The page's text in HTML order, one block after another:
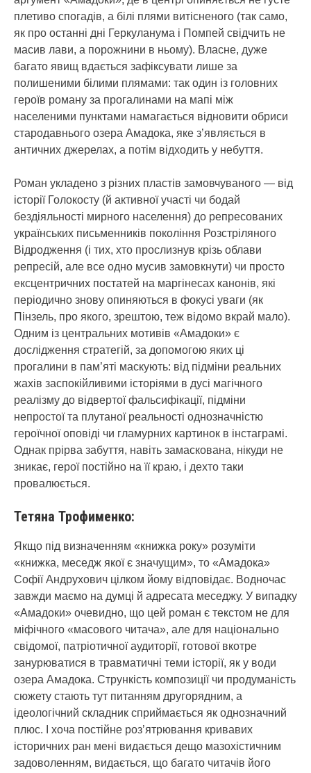
плетиво спогадів, а білі плями витісненого (так само,
як про останні дні Геркуланума і Помпей свідчить не
масив лави, а порожнини в ньому). Власне, дуже
багато явищ вдається зафіксувати лише за
полишеними білими плямами: так один із головних
героїв роману за прогалинами на мапі між
населеними пунктами намагається відновити обриси
стародавнього озера Амадока, яке з’являється в
античних джерелах, а потім відходить у небуття.
Роман укладено з різних пластів замовчуваного — від
історії Голокосту (й активної участі чи бодай
бездіяльності мирного населення) до репресованих
українських письменників покоління Розстріляного
Відродження (і тих, хто прослизнув крізь облави
репресій, але все одно мусив замовкнути) чи просто
ексцентричних постатей на маргінесах канонів, які
періодично знову опиняються в фокусі уваги (як
Пінзель, про якого, зрештою, теж відомо вкрай мало).
Одним із центральних мотивів «Амадоки» є
дослідження стратегій, за допомогою яких ці
прогалини в пам’яті маскують: від підміни реальних
жахів заспокійливими історіями в дусі магічного
реалізму до відвертої фальсифікації, підміни
непростої та плутаної реальності однозначністю
героїчної оповіді чи гламурних картинок в інстаграмі.
Однак прірва забуття, навіть замаскована, нікуди не
зникає, герої постійно на її краю, і дехто таки
провалюється.
Тетяна Трофименко:
Якщо під визначенням «книжка року» розуміти
«книжка, меседж якої є значущим», то «Амадока»
Софії Андрухович цілком йому відповідає. Водночас
завжди маємо на думці й адресата меседжу. У випадку
«Амадоки» очевидно, що цей роман є текстом не для
міфічного «масового читача», але для національно
свідомої, патріотичної аудиторії, готової вкотре
занурюватися в травматичні теми історії, як у води
озера Амадока. Стрункість композиції чи продуманість
сюжету стають тут питанням другорядним, а
ідеологічний складник сприймається як однозначний
плюс. І хоча постійне роз’ятрювання кривавих
історичних ран мені видається дещо мазохістичним
задоволенням, видається, що багато читачів його